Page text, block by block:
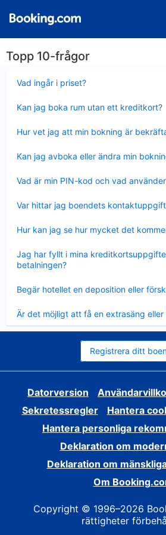
Topp 10-frågor
Vad ingår i priset?
mindre
Kan jag boka rum utan ett kreditkort?
mindre
Hur vet jag att min bokning är
mindre
Kan jag avboka eller ändra min
mindre
Vad är min PIN-kod och vad
mindre
Var hittar jag boendets
mindre
Hur kan jag se hur mycket det
mindre
Jag har fyllt i mina
betalningen?
mindre
Begär hotellet en deposition eller
mindre
Är det möjligt att få en extrasäng
mindre
Registrera ditt
Datorversion
Sekretessregler
Hantera
Hantera personliga
Deklaration om
Deklaration om
Om
Copyright © 1996–2026
rättigheter